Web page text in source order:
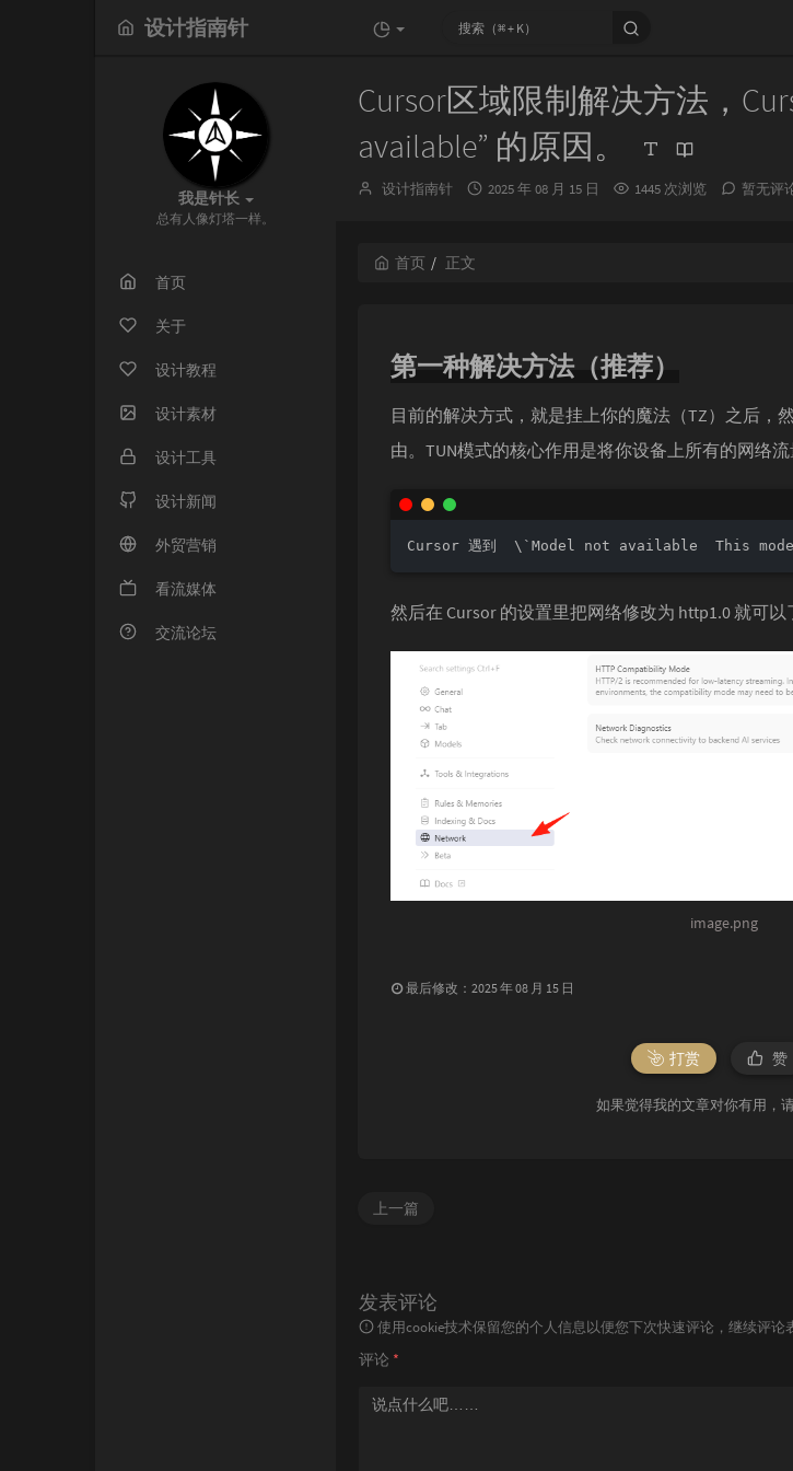
设计指南针
我是针长
总有人像灯塔一样。
首页
关于
设计教程
设计素材
设计工具
设计新闻
外贸营销
看流媒体
交流论坛
Cursor区域限制解决方法，
available” 的原因。
博
设计指南针
发
2025 年 08 月 15 日 1445 次浏览 暂无评
首页 正文
第一种解决方法（推荐）
目前的解决方式，就是挂上你的魔法（TZ）之后，
由。TUN模式的核心作用是将你设备上所有的网络
Cursor 遇到  \`Model not available  This
然后在 Cursor 的设置里把网络修改为 http1.0 就可以
image.png
最后修改：2025 年 08 月 15 日
打赏 赞
如果觉得我的文章对你有用，
上一篇
发表评论
使用cookie技术保留您的个人信息以便您下次快速评论，继续评论
评论 *